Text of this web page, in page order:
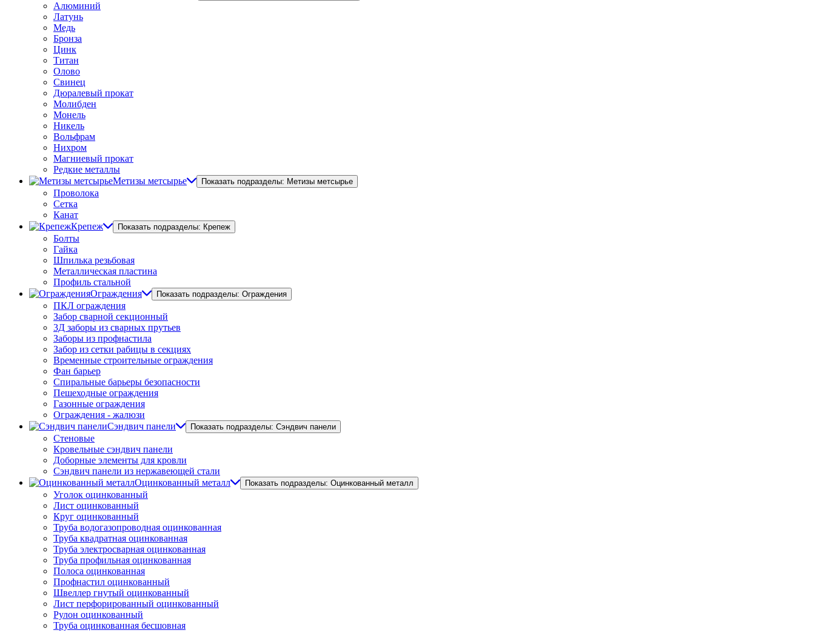
Алюминий
Латунь
Медь
Бронза
Цинк
Титан
Олово
Свинец
Дюралевый прокат
Молибден
Монель
Никель
Вольфрам
Нихром
Магниевый прокат
Редкие металлы
Метизы метсырье
Показать подразделы: Метизы метсырье
Проволока
Сетка
Канат
Крепеж
Показать подразделы: Крепеж
Болты
Гайка
Шпилька резьбовая
Металлическая пластина
Профиль стальной
Ограждения
Показать подразделы: Ограждения
ПКЛ ограждения
Забор сварной секционный
3Д заборы из сварных прутьев
Заборы из профнастила
Забор из сетки рабицы в секциях
Временные строительные ограждения
Фан барьер
Спиральные барьеры безопасности
Пешеходные ограждения
Газонные ограждения
Ограждения - жалюзи
Сэндвич панели
Показать подразделы: Сэндвич панели
Стеновые
Кровельные сэндвич панели
Доборные элементы для кровли
Сэндвич панели из нержавеющей стали
Оцинкованный металл
Показать подразделы: Оцинкованный металл
Уголок оцинкованный
Лист оцинкованный
Круг оцинкованный
Труба водогазопроводная оцинкованная
Труба квадратная оцинкованная
Труба электросварная оцинкованная
Труба профильная оцинкованная
Полоса оцинкованная
Профнастил оцинкованный
Швеллер гнутый оцинкованный
Лист перфорированный оцинкованный
Рулон оцинкованный
Труба оцинкованная бесшовная